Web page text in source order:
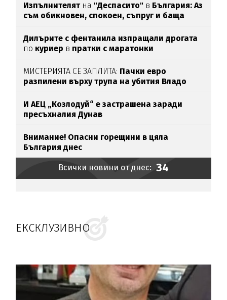
Изпълнителятна "Деспасито" в България: Аз
съм обикновен, спокоен, съпруг и баща
Дилърите с фентанила изпращали дрогата
по куриер в пратки с маратонки
МИСТЕРИЯТА СЕ ЗАПЛИТА: Пачки евро
разпилени върху трупа на убития Владо
И АЕЦ „Козлодуй“ е застрашена заради
пресъхналия Дунав
Внимание! Опасни горещини в цяла
България днес
Всички новини от днес: 34
ЕКСКЛУЗИВНО